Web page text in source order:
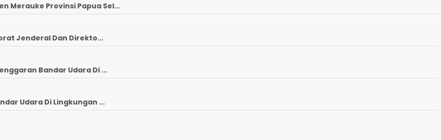
Merauke Provinsi Papua Sel...
Jenderal Dan Direkto...
Bandar Udara Di ...
Udara Di Lingkungan ...